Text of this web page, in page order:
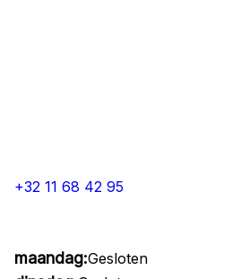
+32 11 68 42 95
maandag:Gesloten